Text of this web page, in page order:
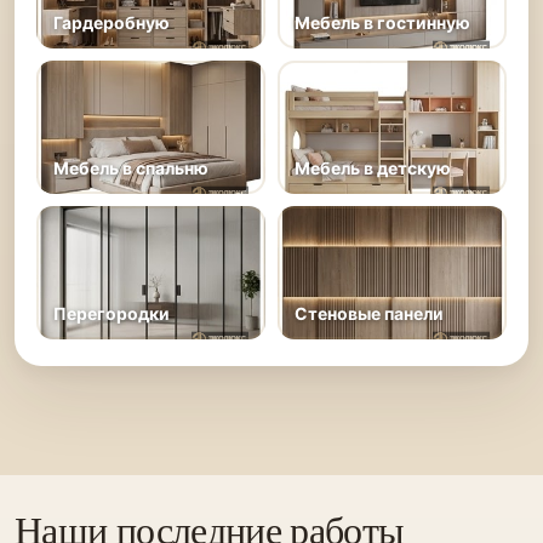
Гардеробную Мебель в гостинную
Мебель в спальню Мебель в детскую
Перегородки Стеновые панели
Наши последние работы